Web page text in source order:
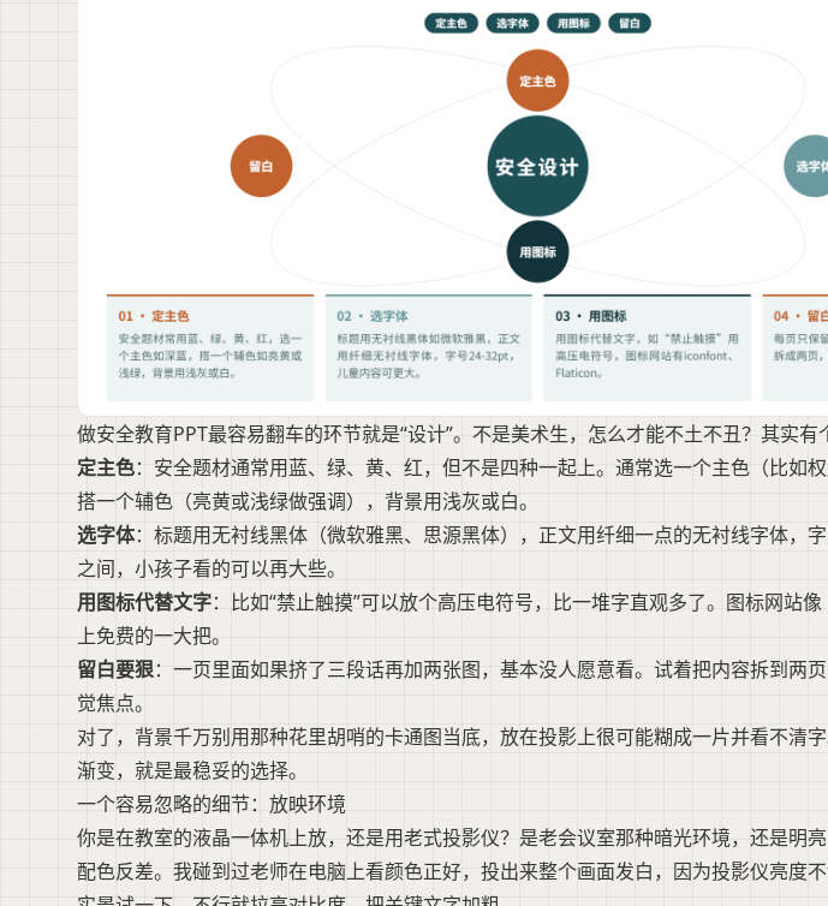
做安全教育PPT最容易翻车的环节就是“设计”。不是美术生，怎么才能不土不丑？其实有
定主色：安全题材通常用蓝、绿、黄、红，但不是四种一起上。通常选一个主色（比如
搭一个辅色（亮黄或浅绿做强调），背景用浅灰或白。
选字体：标题用无衬线黑体（微软雅黑、思源黑体），正文用纤细一点的无衬线字体，
之间，小孩子看的可以再大些。
用图标代替文字：比如“禁止触摸”可以放个高压电符号，比一堆字直观多了。图标网站
上免费的一大把。
留白要狠：一页里面如果挤了三段话再加两张图，基本没人愿意看。试着把内容拆到两
觉焦点。
对了，背景千万别用那种花里胡哨的卡通图当底，放在投影上很可能糊成一片并看不清
渐变，就是最稳妥的选择。
一个容易忽略的细节：放映环境
你是在教室的液晶一体机上放，还是用老式投影仪？是老会议室那种暗光环境，还是明
配色反差。我碰到过老师在电脑上看颜色正好，投出来整个画面发白，因为投影仪亮度